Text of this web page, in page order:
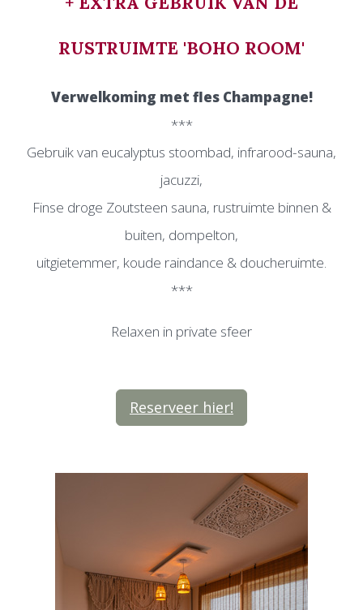
RUSTRUIMTE 'BOHO ROOM'
Verwelkoming met fles Champagne!
***
Gebruik van eucalyptus stoombad, infrarood-sauna,
jacuzzi,
Finse droge Zoutsteen sauna, rustruimte binnen &
buiten, dompelton,
uitgietemmer, koude raindance & doucheruimte.
***
Relaxen in private sfeer
Reserveer hier!